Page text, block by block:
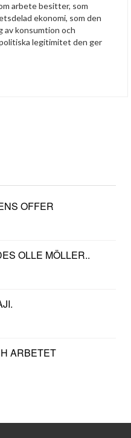
arbete besitter, som
ekonomi, som den
av konsumtion och
legitimitet den ger
OFFER
OLLE MÖLLER..
ARBETET